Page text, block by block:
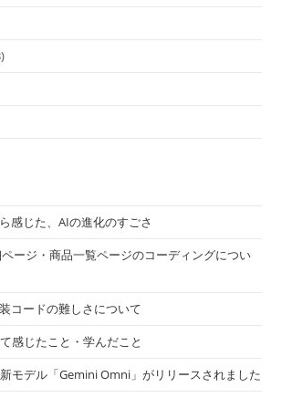
感じた、AIの進化のすごさ
ージ・商品一覧ページのコーディングについ
コードの難しさについて
感じたこと・学んだこと
モデル「Gemini Omni」がリリースされました